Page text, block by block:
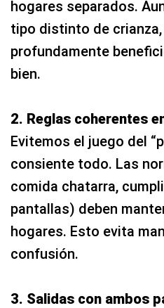
hogares separados.
tipo distinto de
profundamente
bien.
2. Reglas coherentes
Evitemos el juego del
consiente todo. Las
comida chatarra,
pantallas) deben
hogares. Esto evita
confusión.
3. Salidas con ambos